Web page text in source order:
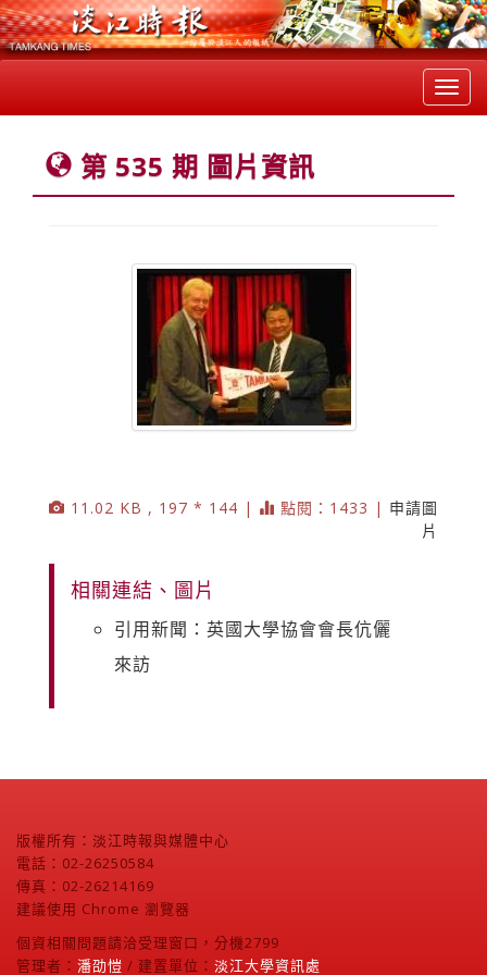
第 535 期 圖片資訊
11.02 KB , 197 * 144 | 點閱：1433 | 申請圖
片
相關連結、圖片
引用新聞：英國大學協會會長伉儷
來訪
版權所有：淡江時報與媒體中心
電話：02-26250584
傳真：02-26214169
建議使用 Chrome 瀏覽器
個資相關問題請洽受理窗口，分機2799
管理者： 潘劭愷 / 建置單位： 淡江大學資訊處